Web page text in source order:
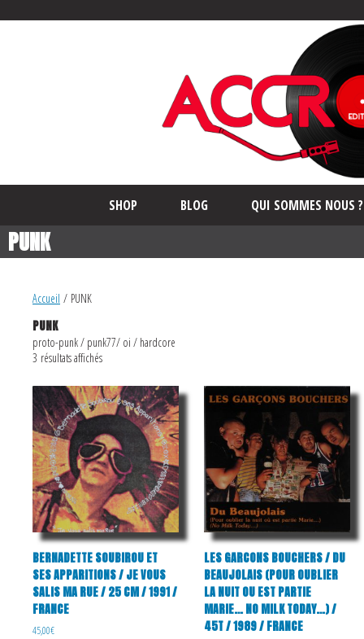
SHOP BLOG QUI SOMMES NOUS ?
PUNK
Accueil / PUNK
PUNK
proto-punk / punk77/ oi / hardcore
3 résultats affichés
BERNADETTE SOUBIROU ET
SES APPARITIONS / JE VOUS
SALIS MA RUE / 25 CM / 1991 /
FRANCE
45,00€
LES GARCONS BOUCHERS / DU
BEAUJOLAIS (POUR OUBLIER
LA NUIT OU EST PARTIE
MARIE… NO MILK TODAY…) /
45T / 1989 / FRANCE